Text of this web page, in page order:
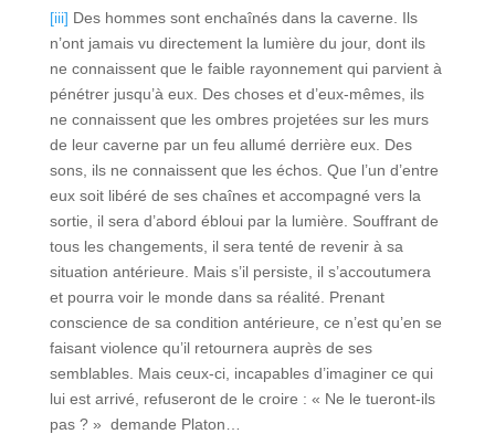
[iii] Des hommes sont enchaînés dans la caverne. Ils
n’ont jamais vu directement la lumière du jour, dont ils
ne connaissent que le faible rayonnement qui parvient à
pénétrer jusqu’à eux. Des choses et d’eux-mêmes, ils
ne connaissent que les ombres projetées sur les murs
de leur caverne par un feu allumé derrière eux. Des
sons, ils ne connaissent que les échos. Que l’un d’entre
eux soit libéré de ses chaînes et accompagné vers la
sortie, il sera d’abord ébloui par la lumière. Souffrant de
tous les changements, il sera tenté de revenir à sa
situation antérieure. Mais s’il persiste, il s’accoutumera
et pourra voir le monde dans sa réalité. Prenant
conscience de sa condition antérieure, ce n’est qu’en se
faisant violence qu’il retournera auprès de ses
semblables. Mais ceux-ci, incapables d’imaginer ce qui
lui est arrivé, refuseront de le croire : « Ne le tueront-ils
pas ? » demande Platon…